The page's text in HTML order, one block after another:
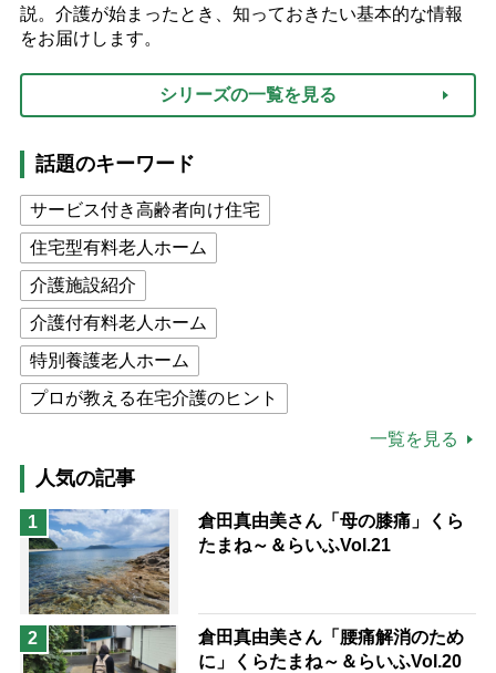
説。介護が始まったとき、知っておきたい基本的な情報
をお届けします。
シリーズの一覧を見る
話題のキーワード
サービス付き高齢者向け住宅
住宅型有料老人ホーム
介護施設紹介
介護付有料老人ホーム
特別養護老人ホーム
プロが教える在宅介護のヒント
高木ブー
ケアマネジャー
猫が母になつきません
息子の遠距離介護サバイバル術
兄がボケました
予防法
一覧を見る
人気の記事
1
倉田真由美さん「母の膝痛」くら
たまね～＆らいふVol.21
2
倉田真由美さん「腰痛解消のため
に」くらたまね～＆らいふVol.20